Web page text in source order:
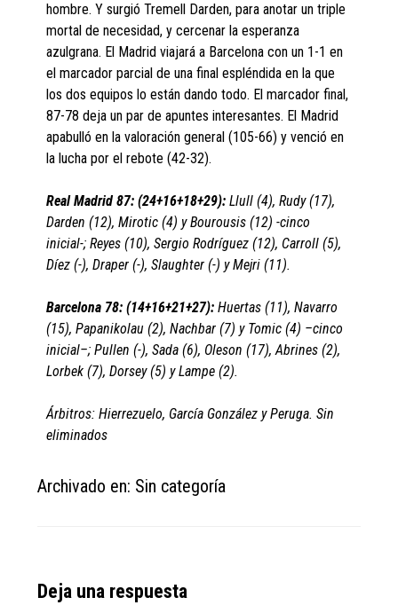
hombre. Y surgió Tremell Darden, para anotar un triple
mortal de necesidad, y cercenar la esperanza
azulgrana. El Madrid viajará a Barcelona con un 1-1 en
el marcador parcial de una final espléndida en la que
los dos equipos lo están dando todo. El marcador final,
87-78 deja un par de apuntes interesantes. El Madrid
apabulló en la valoración general (105-66) y venció en
la lucha por el rebote (42-32).
Real Madrid 87: (24+16+18+29): Llull (4), Rudy (17),
Darden (12), Mirotic (4) y Bourousis (12) -cinco
inicial-; Reyes (10), Sergio Rodríguez (12), Carroll (5),
Díez (-), Draper (-), Slaughter (-) y Mejri (11).
Barcelona 78: (14+16+21+27): Huertas (11), Navarro
(15), Papanikolau (2), Nachbar (7) y Tomic (4) –cinco
inicial–; Pullen (-), Sada (6), Oleson (17), Abrines (2),
Lorbek (7), Dorsey (5) y Lampe (2).
Árbitros: Hierrezuelo, García González y Peruga. Sin
eliminados
Archivado en: Sin categoría
Reader
Deja una respuesta